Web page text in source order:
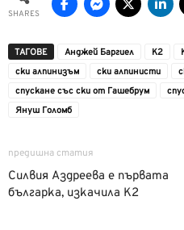
SHARES
ТАГОВЕ Анджей Баргиел К2
ски алпинизъм
ски алпинисти
спускане със ски от Гашебрум
Януш Голомб
предишна статия
Силвия Аздреева е първата
българка, изкачила К2